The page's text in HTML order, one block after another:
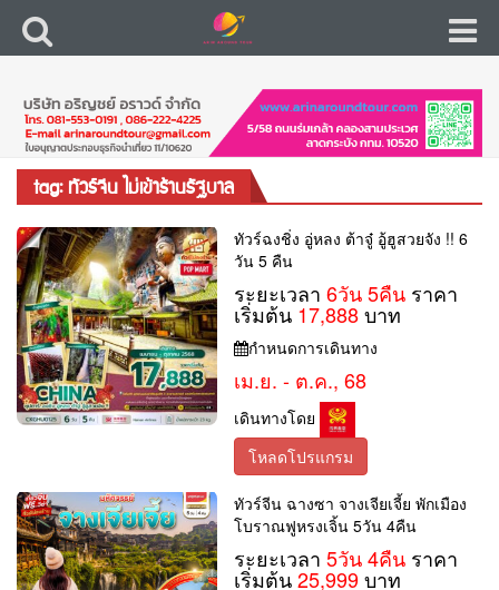
tag: ทัวร์จีน ไม่เข้าร้านรัฐบาล
ทัวร์ฉงชิ่ง อู่หลง ต้าจู๋ อู้ฮูสวยจัง !! 6
วัน 5 คืน
ระยะเวลา6วัน 5คืน ราคา
เริ่มต้น 17,888บาท
กำหนดการเดินทาง
เม.ย. - ต.ค., 68
เดินทางโดย
โหลดโปรแกรม
ทัวร์จีน ฉางซา จางเจียเจี้ย พักเมือง
โบราณฟูหรงเจิ้น 5วัน 4คืน
ระยะเวลา5วัน 4คืน ราคา
เริ่มต้น25,999บาท